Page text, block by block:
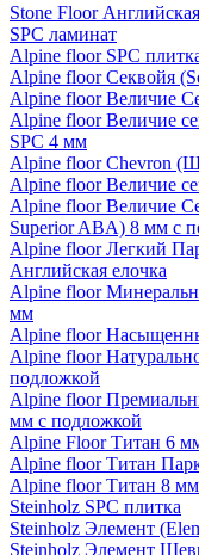
Stone Floor
SPC ламинат
Alpine floor SPC
Alpine floor Секвойя
Alpine floor Величие
Alpine floor Величие
SPC 4 мм
Alpine floor Chevron
Alpine floor Величие
Alpine floor Величие
Superior ABA) 8 мм с
Alpine floor Легкий
Английская елочка
Alpine floor
мм
Alpine floor
Alpine floor
подложкой
Alpine floor
мм с подложкой
Alpine Floor Титан 6
Alpine floor Титан
Alpine floor Титан 8 мм
Steinholz SPC плитка
Steinholz Элемент
Steinholz Элемент